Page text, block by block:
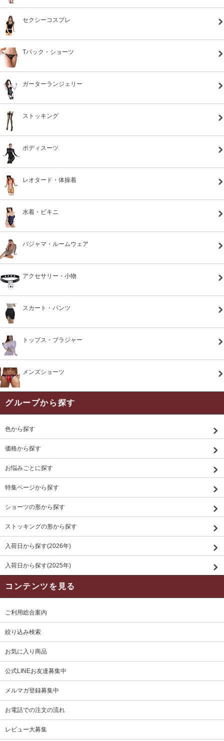
セクシーコスプレ
Tバック・ショーツ
ガーターランジェリー
ストッキング
ボディスーツ
レオタード・体操着
水着・ビキニ
パジャマ・ルームウェア
アクセサリー・小物
スカート・パンツ
トップス・ブラジャー
メンズショーツ
グループから探す
色から探す
価格から探す
お悩みごとに探す
特集ページから探す
ショーツの形から探す
ストッキングの形から探す
入荷日から探す(2026年)
入荷日から探す(2025年)
コンテンツを見る
ご利用総合案内
絞り込み検索
お気に入り商品
公式LINEお友達募集中
メルマガ登録募集中
お電話での注文の流れ
レビュー大募集